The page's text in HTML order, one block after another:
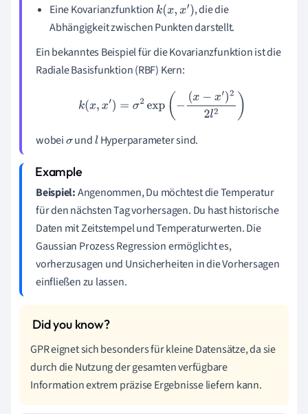
Eine Kovarianzfunktion k(x,x′)
, die die
Abhängigkeit zwischen Punkten darstellt.
Ein bekanntes Beispiel für die Kovarianzfunktion ist die
Radiale Basisfunktion (RBF) Kern:
k(x ,x′ =σ2exp − x′)2 2l2)
wobeiσundlHyperparameter sind.
Beispiel:Angenommen, Du möchtest die Temperatur
für den nächsten Tag vorhersagen. Du hast historische
Daten mit Zeitstempel und Temperaturwerten. Die
Gaussian Prozess Regression ermöglicht es,
vorherzusagen und Unsicherheiten in die Vorhersagen
einfließen zu lassen.
GPR eignet sich besonders für kleine Datensätze, da sie
durch die Nutzung der gesamten verfügbare
Information extrem präzise Ergebnisse liefern kann.